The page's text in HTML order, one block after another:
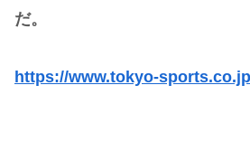
だ。
https://www.tokyo-